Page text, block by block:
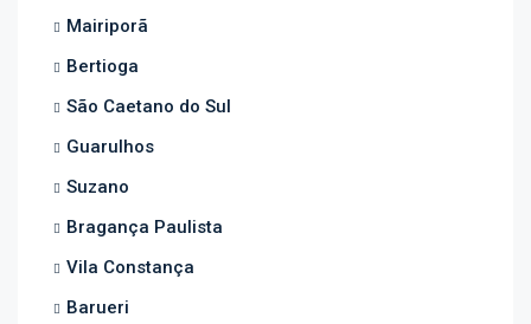
Mairiporã
Bertioga
São Caetano do Sul
Guarulhos
Suzano
Bragança Paulista
Vila Constança
Barueri